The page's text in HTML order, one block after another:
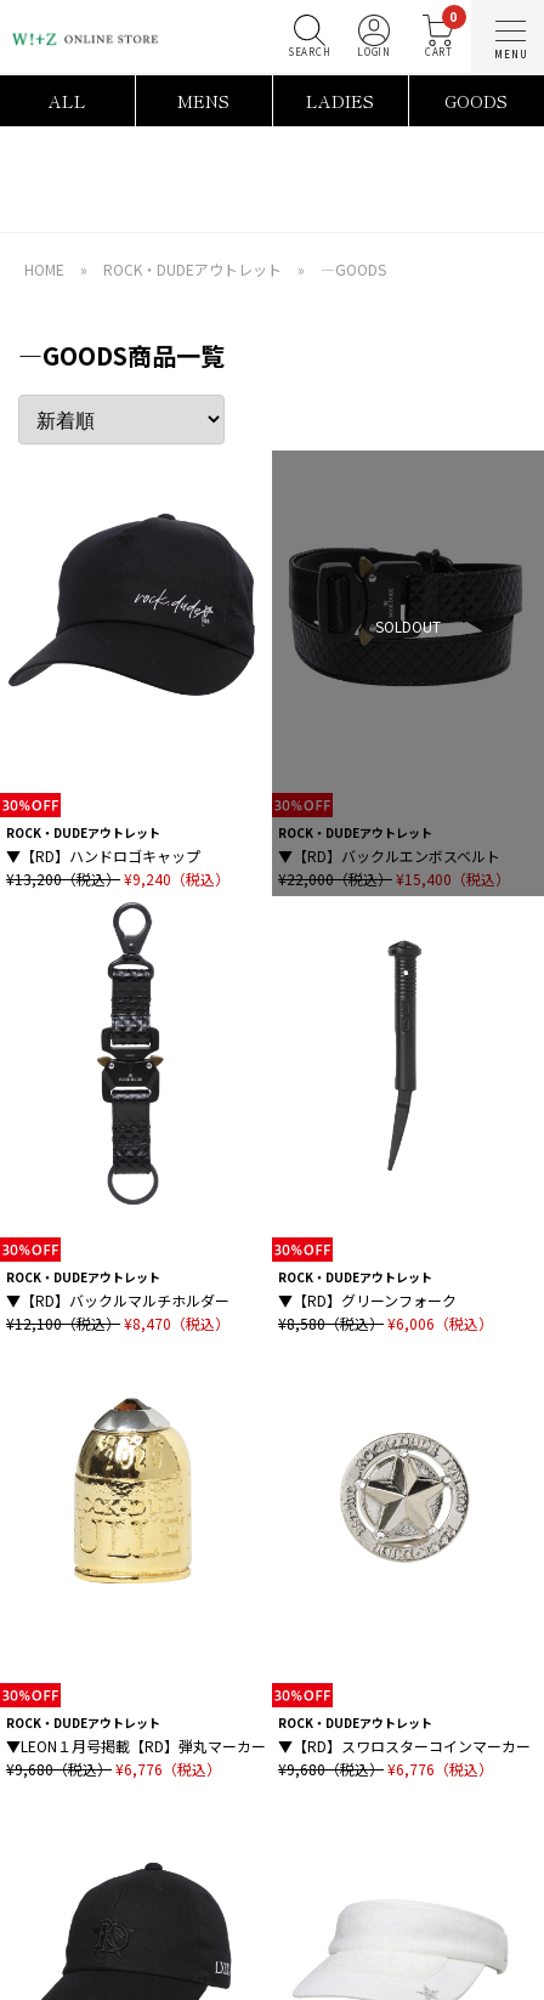
0
ALL MENS LADIES GOODS
HOME » ROCK・DUDEアウトレット » ―GOODS
―GOODS商品一覧
ROCK・DUDEアウトレット
▼【RD】ハンドロゴキャップ
¥13,200（税込）¥9,240（税込）
ROCK・DUDEアウトレット
SOLDOUT
▼【RD】バックルエンボスベルト
¥22,000（税込）¥15,400（税込）
ROCK・DUDEアウトレット
▼【RD】バックルマルチホルダー
¥12,100（税込）¥8,470（税込）
ROCK・DUDEアウトレット
▼【RD】グリーンフォーク
¥8,580（税込）¥6,006（税込）
ROCK・DUDEアウトレット
▼LEON１月号掲載【RD】弾丸マーカー
¥9,680（税込）¥6,776（税込）
ROCK・DUDEアウトレット
▼【RD】スワロスターコインマーカー
¥9,680（税込）¥6,776（税込）